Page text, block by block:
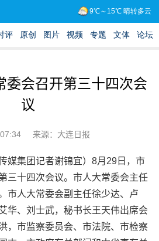
委会召开第三十四次会
议
来源：大连日报
媒集团记者谢锦宜）8月29日，市
三十四次会议。市人大常委会主任
市人大常委会副主任徐少达、卢
华、刘士武，秘书长王天伟出席会
，市监察委员会、市法院、市检察